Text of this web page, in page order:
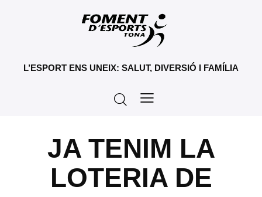
L’ESPORT ENS UNEIX: SALUT, DIVERSIÓ I FAMÍLIA
JA TENIM LA
LOTERIA DE